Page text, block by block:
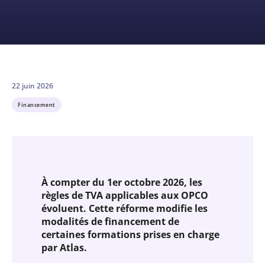
Financement
22 juin 2026
À compter du 1er octobre 2026, les
règles de TVA applicables aux OPCO
évoluent. Cette réforme modifie les
modalités de financement de
certaines formations prises en charge
par Atlas.